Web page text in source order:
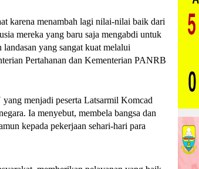
karena menambah lagi nilai-nilai baik dari
mereka yang baru saja mengabdi untuk
yang sangat kuat melalui
Pertahanan dan Kementerian PANRB
menjadi peserta Latsarmil Komcad
Ia menyebut, membela bangsa dan
kepada pekerjaan sehari-hari para